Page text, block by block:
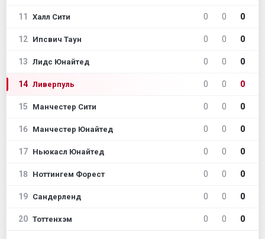
11 Халл Сити 0 0 0
12 Ипсвич Таун 0 0 0
13 Лидс Юнайтед 0 0 0
14 Ливерпуль 0 0 0
15 Манчестер Сити 0 0 0
16 Манчестер Юнайтед 0 0 0
17 Ньюкасл Юнайтед 0 0 0
18 Ноттингем Форест 0 0 0
19 Сандерленд 0 0 0
20 Тоттенхэм 0 0 0